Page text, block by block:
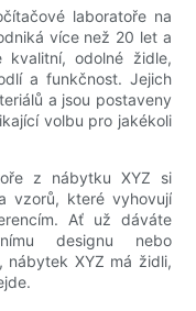
laboratoře na
více než 20 let a
odolné židle,
a funkčnost. Jejich
a jsou postaveny
volbu pro jakékoli
z nábytku XYZ si
vzorů, které vyhovují
Ať už dáváte
designu nebo
nábytek XYZ má židli,